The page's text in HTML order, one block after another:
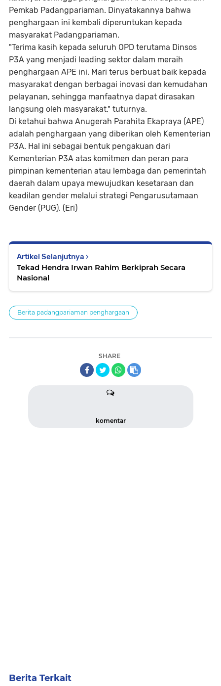
Pemkab Padangpariaman. Dinyatakannya bahwa
penghargaan ini kembali diperuntukan kepada
masyarakat Padangpariaman.
"Terima kasih kepada seluruh OPD terutama Dinsos
P3A yang menjadi leading sektor dalam meraih
penghargaan APE ini. Mari terus berbuat baik kepada
masyarakat dengan berbagai inovasi dan kemudahan
pelayanan, sehingga manfaatnya dapat dirasakan
langsung oleh masyarakat," tuturnya.
Di ketahui bahwa Anugerah Parahita Ekapraya (APE)
adalah penghargaan yang diberikan oleh Kementerian
P3A. Hal ini sebagai bentuk pengakuan dari
Kementerian P3A atas komitmen dan peran para
pimpinan kementerian atau lembaga dan pemerintah
daerah dalam upaya mewujudkan kesetaraan dan
keadilan gender melalui strategi Pengarusutamaan
Gender (PUG). (Eri)
Artikel Selanjutnya
Tekad Hendra Irwan Rahim Berkiprah Secara
Nasional
Berita padangpariaman penghargaan
SHARE
komentar
Berita Terkait